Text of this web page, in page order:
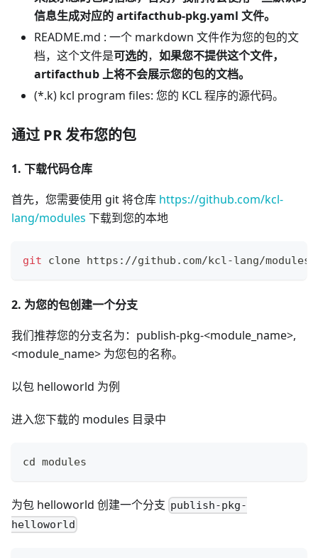
信息生成对应的 artifacthub-pkg.yaml 文件。
README.md : 一个 markdown 文件作为您的包的文
档，这个文件是可选的， 如果您不提供这个文件，
artifacthub 上将不会展示您的包的文档。
(*.k) kcl program files: 您的 KCL 程序的源代码。
通过 PR 发布您的包
1. 下载代码仓库
首先，您需要使用 git 将仓库 https://github.com/kcl-
lang/modules 下载到您的本地
git clone https://github.com/kcl-lang/modules
2. 为您的包创建一个分支
我们推荐您的分支名为：publish-pkg-<module_name>,
<module_name> 为您包的名称。
以包 helloworld 为例
进入您下载的 modules 目录中
cd modules
为包 helloworld 创建一个分支 publish-pkg-
helloworld